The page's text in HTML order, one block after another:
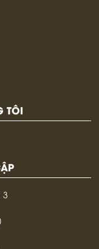
TÔI
3